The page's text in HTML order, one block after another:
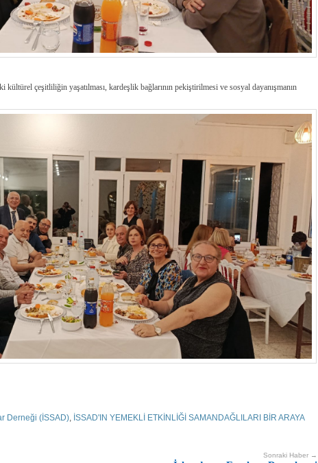
çeşitliliğin yaşatılması, kardeşlik bağlarının pekiştirilmesi ve sosyal dayanışmanın
Derneği (İSSAD) İSSAD'IN YEMEKLİ ETKİNLİĞİ SAMANDAĞLILARI BİR ARAYA
Sonraki Haber →